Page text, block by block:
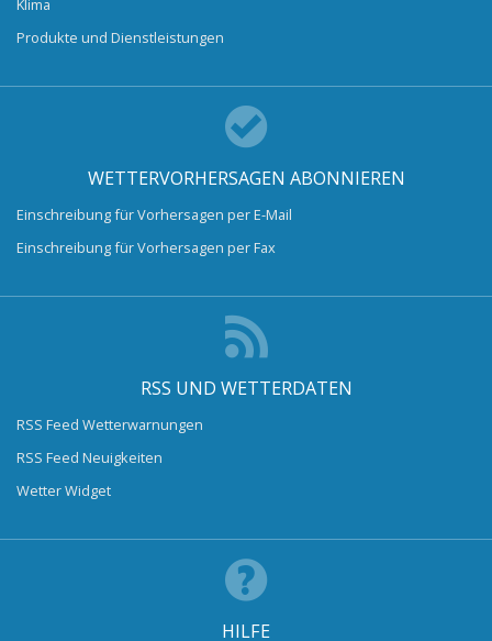
Klima
Produkte und Dienstleistungen
WETTERVORHERSAGEN ABONNIEREN
Einschreibung für Vorhersagen per E-Mail
Einschreibung für Vorhersagen per Fax
RSS UND WETTERDATEN
RSS Feed Wetterwarnungen
RSS Feed Neuigkeiten
Wetter Widget
HILFE